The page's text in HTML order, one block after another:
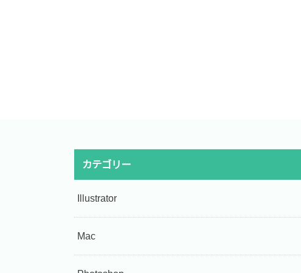
カテゴリー
Illustrator
Mac